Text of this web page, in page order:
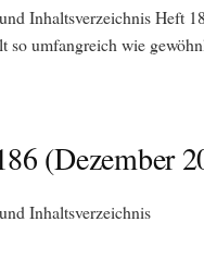
Inhaltsverzeichnis Heft
so umfangreich wie
(Dezember
Inhaltsverzeichnis